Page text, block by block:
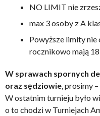
NO LIMIT nie
max 3 osoby z A
Powyższe limity
rocznikowo mają 18
W sprawach spornych
oraz sędziowie , prosimy
W ostatnim turnieju było
o to chodzi w Turniejach